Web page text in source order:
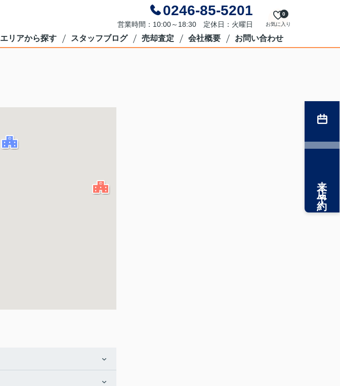
0246-85-5201
営業時間：10:00～18:30 定休日：火曜日 お気に入り
0
エリアから探す スタッフブログ 売却査定 会社概要 お問い合わせ
来店予約